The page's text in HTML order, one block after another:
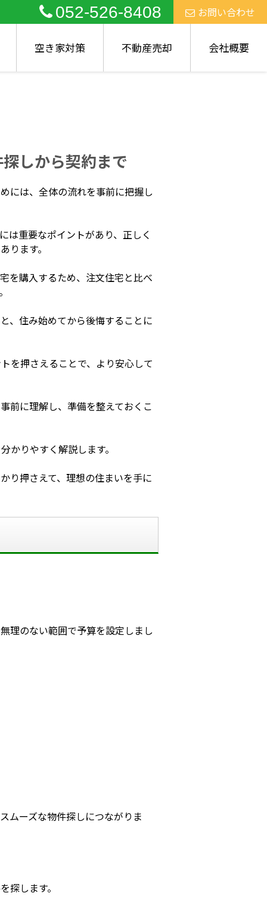
052-526-8408 お問い合わせ
空き家対策 不動産売却 会社概要
しから契約まで
には、全体の流れを事前に把握し
は重要なポイントがあり、正しく
ります。
を購入するため、注文住宅と比べ
、住み始めてから後悔することに
を押さえることで、より安心して
前に理解し、準備を整えておくこ
かりやすく解説します。
り押さえて、理想の住まいを手に
理のない範囲で予算を設定しまし
ムーズな物件探しにつながりま
探します。